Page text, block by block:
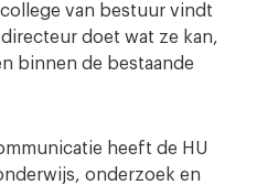
van bestuur vindt
doet wat ze kan,
binnen de bestaande
heeft de HU
onderzoek en